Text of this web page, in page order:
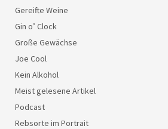
Gereifte Weine
Gin o’ Clock
Große Gewächse
Joe Cool
Kein Alkohol
Meist gelesene Artikel
Podcast
Rebsorte im Portrait